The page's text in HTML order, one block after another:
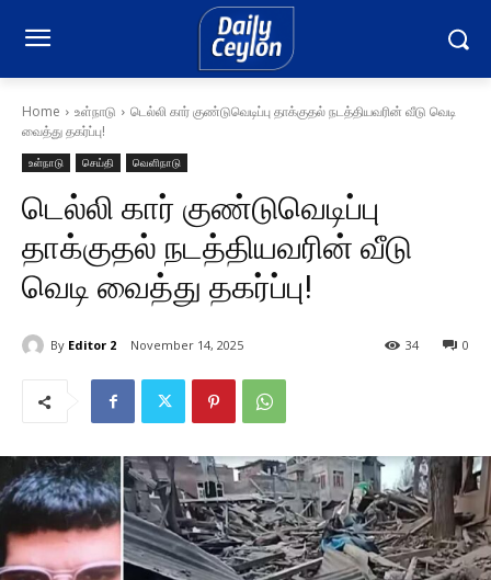
Home உள்நாடு
டெல்லி கார் குண்டுவெடிப்பு தாக்குதல் நடத்தியவரின் வீடு வெடி
வைத்து தகர்ப்பு!
உள்நாடு செய்தி வெளிநாடு
டெல்லி கார் குண்டுவெடிப்பு
தாக்குதல் நடத்தியவரின் வீடு
வெடி வைத்து தகர்ப்பு!
By Editor 2 November 14, 2025 0
34